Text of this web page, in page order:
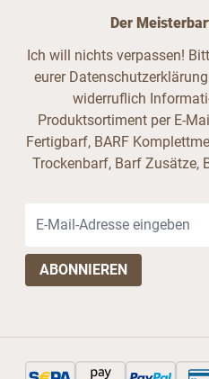
Der
Ich will nichts verpassen!
eurer
widerruflich
Produktsortiment per E-
Fertigbarf, BARF
Trockenbarf, Barf Zusätze,